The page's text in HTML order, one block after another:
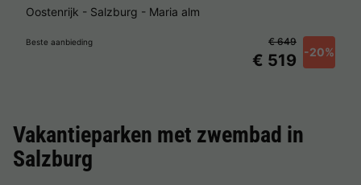
Oostenrijk - Salzburg - Maria alm
Beste aanbieding
€ 519 -20%
€ 649
Vakantieparken met zwembad in
Salzburg